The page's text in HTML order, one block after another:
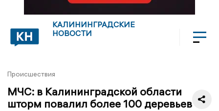
КАЛИНИНГРАДСКИЕ
НОВОСТИ
Происшествия
МЧС: в Калининградской области
шторм повалил более 100 деревьев